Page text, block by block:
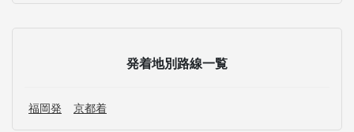
発着地別路線一覧
福岡発 京都着